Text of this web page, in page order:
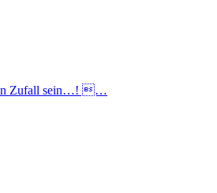
Zufall sein…! …